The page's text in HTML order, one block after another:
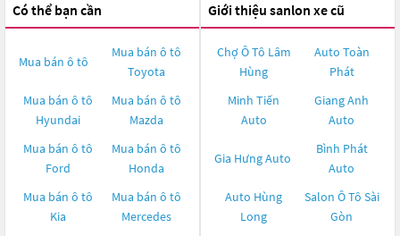
Có thể bạn cần
Mua bán ô tô
Mua bán ô tô
Toyota
Mua bán ô tô
Hyundai
Mua bán ô tô
Mazda
Mua bán ô tô
Ford
Mua bán ô tô
Honda
Mua bán ô tô
Kia
Mua bán ô tô
Mercedes
Giới thiệu sanlon xe cũ
Chợ Ô Tô Lâm
Hùng
Auto Toàn
Phát
Minh Tiến
Auto
Giang Anh
Auto
Gia Hưng Auto
Bình Phát
Auto
Auto Hùng
Long
Salon Ô Tô Sài
Gòn